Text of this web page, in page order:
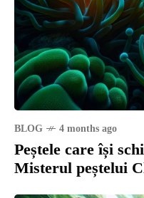
BLOG 4 months ago
Peștele care își
Misterul peștelui